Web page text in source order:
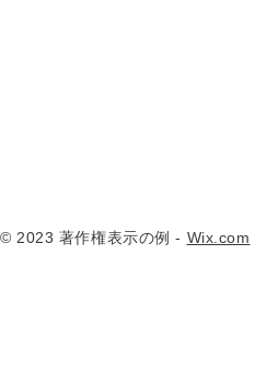
© 2023 著作権表示の例 - Wix.com